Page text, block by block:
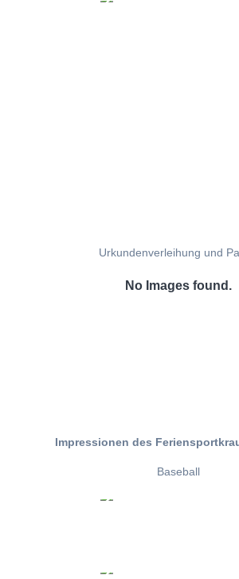
Urkundenverleihung und
No Images found.
Impressionen des
Baseball